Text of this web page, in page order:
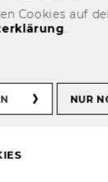
Cookies auf
NUR